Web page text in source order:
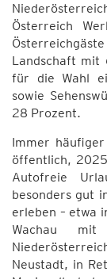
Österreich
Landschaft mit
für die Wahl
sowie
28 Prozent.
Immer
öffentlich,
Autofreie
besonders gut
erleben – etwa
Wachau
Neustadt, in